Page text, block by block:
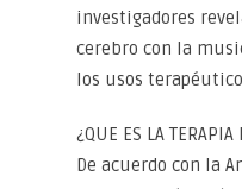
investigadores
cerebro con la
los usos
¿QUE ES LA TERAPIA
De acuerdo con la